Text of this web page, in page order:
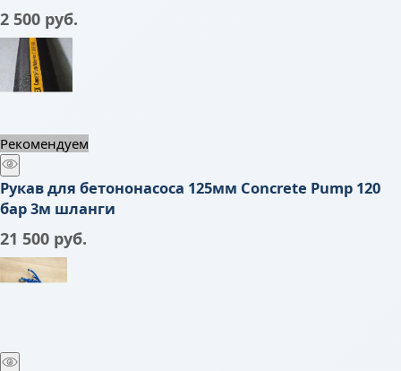
2 500 руб.
Рекомендуем
Рукав для бетононасоса 125мм Concrete Pump 120
бар 3м шланги
21 500 руб.